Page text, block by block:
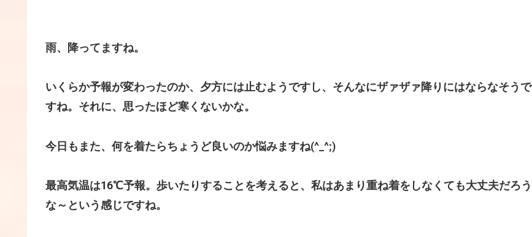
雨、降ってますね。
いくらか予報が変わったのか、夕方には止むようですし、そんなにザァザァ降りにはならなそうで
すね。それに、思ったほど寒くないかな。
今日もまた、何を着たらちょうど良いのか悩みますね(^_^;)
最高気温は16℃予報。歩いたりすることを考えると、私はあまり重ね着をしなくても大丈夫だろう
な～という感じですね。